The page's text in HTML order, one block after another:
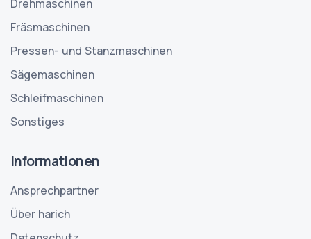
Drehmaschinen
Fräsmaschinen
Pressen- und Stanzmaschinen
Sägemaschinen
Schleifmaschinen
Sonstiges
Informationen
Ansprechpartner
Über harich